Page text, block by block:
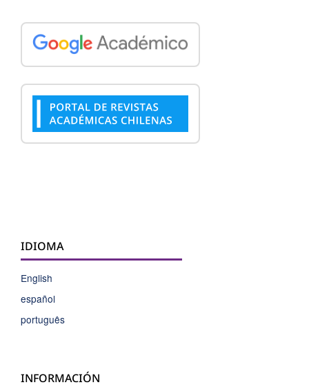
IDIOMA
English
español
português
INFORMACIÓN